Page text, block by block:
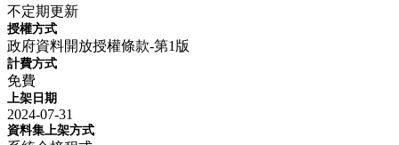
不定期更新
授權方式
政府資料開放授權條款-第1版
計費方式
免費
上架日期
2024-07-31
資料集上架方式